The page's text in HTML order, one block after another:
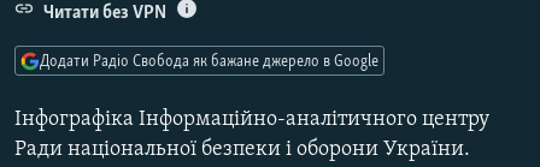
навігації
Перейти
до
пошуку
ЕКОНОМІКА
СУСПІЛЬСТВО
СПОРТ
РОСІЙСЬКА «ФІЛЬТРАЦІЯ»
ДОНБАС.РЕАЛІЇ
ТИ ЯК?
Інфографіка Інформаційно-аналітичного центру
Ради національної безпеки і оборони України.
Читати без VPN
Додати Радіо Свобода як бажане джерело в Google